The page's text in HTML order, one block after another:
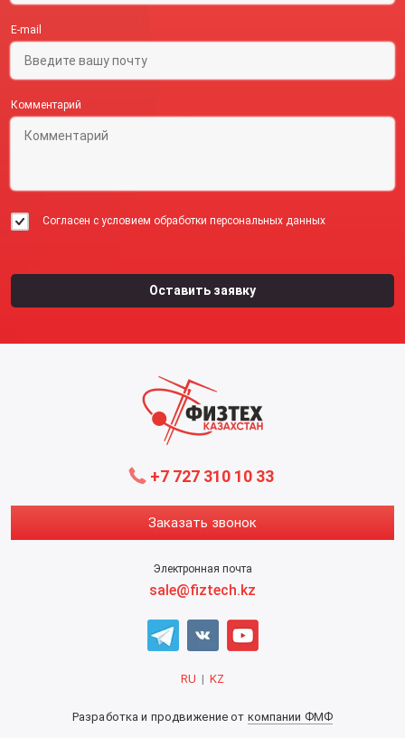
E-mail
Комментарий
Согласен с условием обработки персональных данных
+7 727 310 10 33
Заказать звонок
Электронная почта
sale@fiztech.kz
RU | KZ
Разработка и продвижение от компании ФМФ